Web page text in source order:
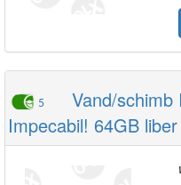
5
Vand/schimb
Impecabil! 64GB